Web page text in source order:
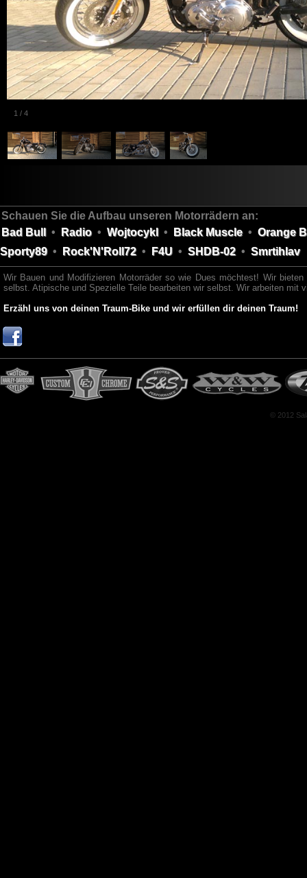
1 / 4
Wir Bauen und Modifizieren Motorräder so wie Dues möchtest! Wir
selbst. Atipische und Spezielle Teile bearbeiten wir selbst. Wir arbeiten mit
Erzähl uns von deinen Traum-Bike und wir erfüllen dir deinen Traum!
© 2012
Schauen Sie die Aufbau unseren Motorrädern an:
Sporty89 • Rock'N'Roll72 • F4U • SHDB-02 • Smrtihlav
Bad Bull • Radio • Wojtocykl • Black Muscle • Orange